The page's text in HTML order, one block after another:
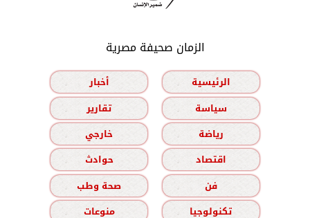
الزمان صحيفة مصرية
الرئيسية
أخبار
سياسة
تقارير
رياضة
خارجي
اقتصاد
حوادث
فن
صحة وطب
تكنولوجيا
منوعات